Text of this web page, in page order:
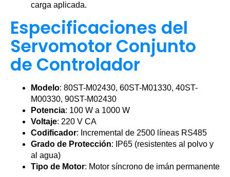
carga aplicada.
Especificaciones del
Servomotor Conjunto
de Controlador
Modelo: 80ST-M02430, 60ST-M01330, 40ST-
M00330, 90ST-M02430
Potencia: 100 W a 1000 W
Voltaje: 220 V CA
Codificador: Incremental de 2500 líneas RS485
Grado de Protección: IP65 (resistentes al polvo y
al agua)
Tipo de Motor: Motor síncrono de imán permanente